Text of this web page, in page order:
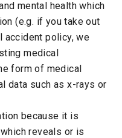
mental health which
(e.g. if you take out
accident policy, we
medical
form of medical
data such as x-rays or
because it is
reveals or is